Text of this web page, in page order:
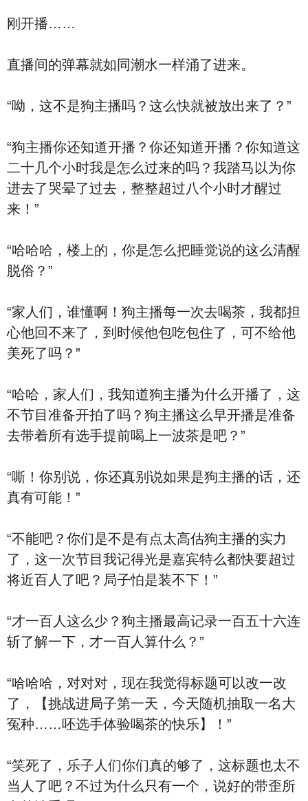
刚开播……
直播间的弹幕就如同潮水一样涌了进来。
“呦，这不是狗主播吗？这么快就被放出来了？”
“狗主播你还知道开播？你还知道开播？你知道这
二十几个小时我是怎么过来的吗？我踏马以为你
进去了哭晕了过去，整整超过八个小时才醒过
来！”
“哈哈哈，楼上的，你是怎么把睡觉说的这么清醒
脱俗？”
“家人们，谁懂啊！狗主播每一次去喝茶，我都担
心他回不来了，到时候他包吃包住了，可不给他
美死了吗？”
“哈哈，家人们，我知道狗主播为什么开播了，这
不节目准备开拍了吗？狗主播这么早开播是准备
去带着所有选手提前喝上一波茶是吧？”
“嘶！你别说，你还真别说如果是狗主播的话，还
真有可能！”
“不能吧？你们是不是有点太高估狗主播的实力
了，这一次节目我记得光是嘉宾特么都快要超过
将近百人了吧？局子怕是装不下！”
“才一百人这么少？狗主播最高记录一百五十六连
斩了解一下，才一百人算什么？”
“哈哈哈，对对对，现在我觉得标题可以改一改
了，【挑战进局子第一天，今天随机抽取一名大
冤种……呸选手体验喝茶的快乐】！”
“笑死了，乐子人们你们真的够了，这标题也太不
当人了吧？不过为什么只有一个，说好的带歪所